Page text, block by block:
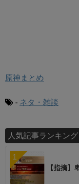
原神まとめ
- ネタ・雑談
人気記事ランキング
【指摘】